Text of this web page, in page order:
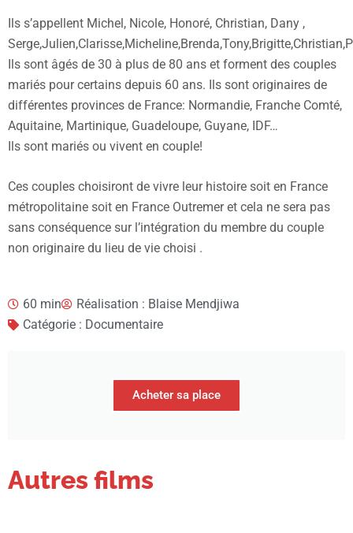
Ils s’appellent Michel, Nicole, Honoré, Christian, Dany ,
Ils sont âgés de 30 à plus de 80 ans et forment des couples
mariés pour certains depuis 60 ans. Ils sont originaires de
différentes provinces de France: Normandie, Franche Comté,
Aquitaine, Martinique, Guadeloupe, Guyane, IDF…
Ils sont mariés ou vivent en couple!
Ces couples choisiront de vivre leur histoire soit en France
métropolitaine soit en France Outremer et cela ne sera pas
sans conséquence sur l’intégration du membre du couple
non originaire du lieu de vie choisi .
60 min
Réalisation : Blaise Mendjiwa
Catégorie : Documentaire
Acheter sa place
Autres films